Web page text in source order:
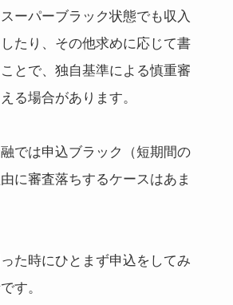
ーパーブラック状態でも収入
たり、その他求めに応じて書
とで、独自基準による慎重審
る場合があります。
では申込ブラック（短期間の
に審査落ちするケースはあま
た時にひとまず申込をしてみ
す。